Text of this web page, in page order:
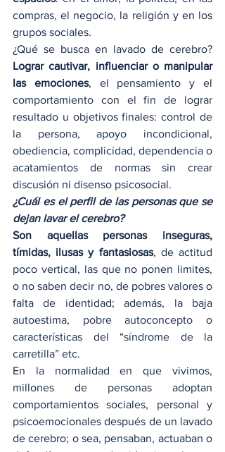
compras, el negocio, la religión y en los
grupos sociales.
¿Qué se busca en lavado de cerebro?
Lograr cautivar, influenciar o manipular
las emociones, el pensamiento y el
comportamiento con el fin de lograr
resultado u objetivos finales: control de
la persona, apoyo incondicional,
obediencia, complicidad, dependencia o
acatamientos de normas sin crear
discusión ni disenso psicosocial.
¿Cuál es el perfil de las personas que se
dejan lavar el cerebro?
Son aquellas personas inseguras,
tímidas, ilusas y fantasiosas, de actitud
poco vertical, las que no ponen limites,
o no saben decir no, de pobres valores o
falta de identidad; además, la baja
autoestima, pobre autoconcepto o
características del “síndrome de la
carretilla” etc.
En la normalidad en que vivimos,
millones de personas adoptan
comportamientos sociales, personal y
psicoemocionales después de un lavado
de cerebro; o sea, pensaban, actuaban o